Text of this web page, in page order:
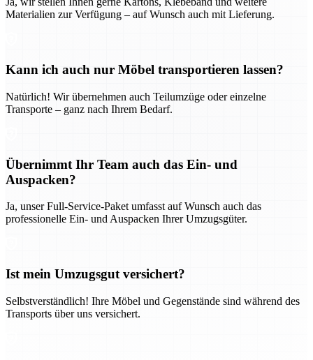
Materialien zur Verfügung – auf Wunsch auch mit Lieferung.
Kann ich auch nur Möbel transportieren lassen?
Natürlich! Wir übernehmen auch Teilumzüge oder einzelne
Transporte – ganz nach Ihrem Bedarf.
Übernimmt Ihr Team auch das Ein- und
Auspacken?
Ja, unser Full-Service-Paket umfasst auf Wunsch auch das
professionelle Ein- und Auspacken Ihrer Umzugsgüter.
Ist mein Umzugsgut versichert?
Selbstverständlich! Ihre Möbel und Gegenstände sind während des
Transports über uns versichert.